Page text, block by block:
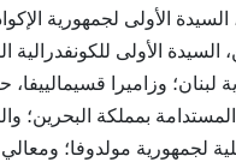
السيدة الأولى لجمهورية
السيدة الأولى
وزاميرا
بمملكة البحرين؛
لجمهورية مولدوفا؛